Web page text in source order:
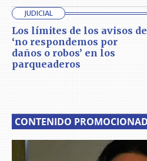
JUDICIAL
Los límites de los avisos de
‘no respondemos por
daños o robos’ en los
parqueaderos